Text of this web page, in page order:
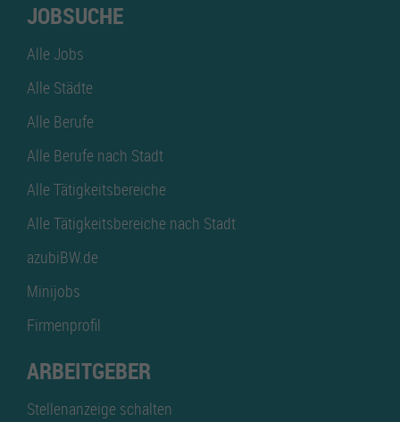
JOBSUCHE
Alle Jobs
Alle Städte
Alle Berufe
Alle Berufe nach Stadt
Alle Tätigkeitsbereiche
Alle Tätigkeitsbereiche nach Stadt
azubiBW.de
Minijobs
Firmenprofil
ARBEITGEBER
Stellenanzeige schalten